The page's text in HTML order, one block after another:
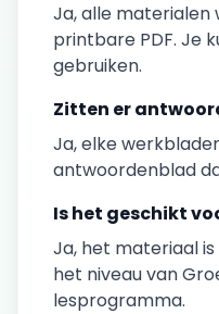
Ja, alle materialen
printbare PDF. Je
gebruiken.
Zitten er
Ja, elke
antwoordenblad
Is het geschikt
Ja, het materiaal
het niveau van
lesprogramma.